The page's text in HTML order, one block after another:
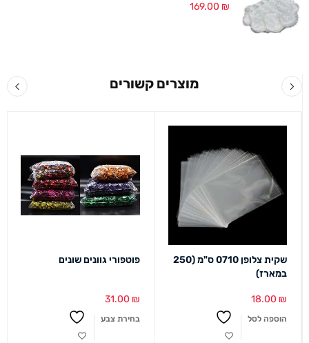
169.00 ₪
מוצרים קשורים
שקית צלופן 0710 ס"מ (250
במארז)
18.00 ₪
הוספה לסל
פוטפורי גוונים שונים
31.00 ₪
בחירת צבע